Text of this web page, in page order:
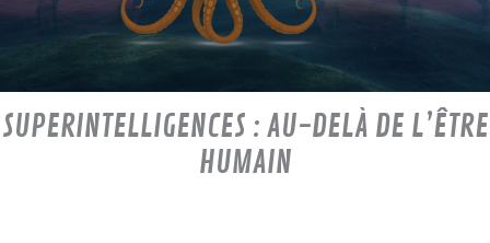
SUPERINTELLIGENCES : AU-DELÀ DE L’ÊTRE
HUMAIN